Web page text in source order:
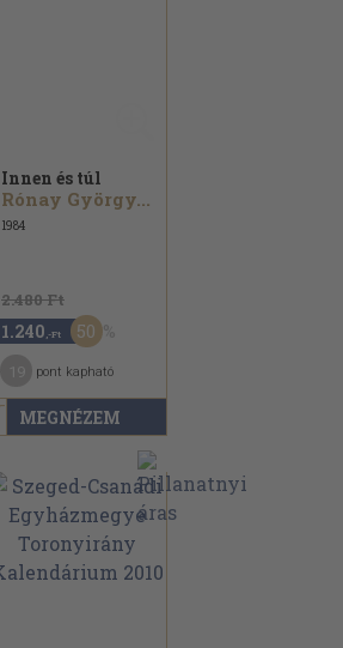
MEGNÉZEM
Innen és túl
Rónay György...
1984
2.480 Ft
1.240 ,-Ft 50
pont kapható